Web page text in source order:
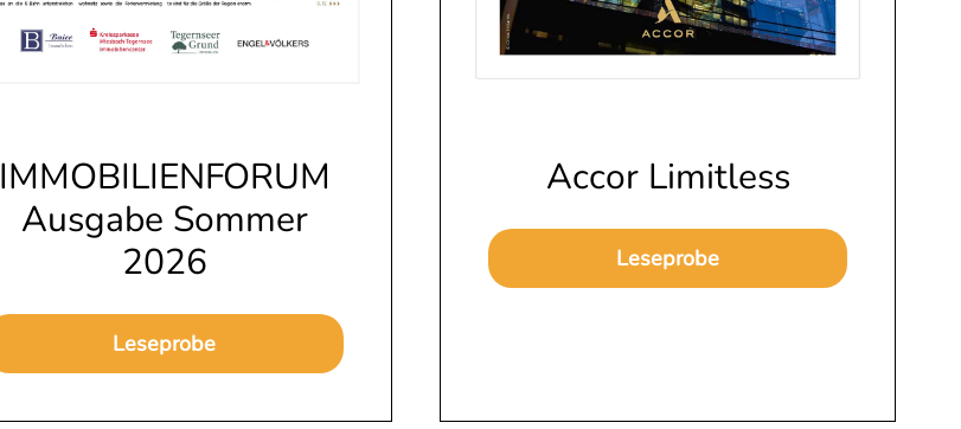
IMMOBILIENFORUM
Ausgabe Sommer
2026
Leseprobe
Accor Limitless
Leseprobe